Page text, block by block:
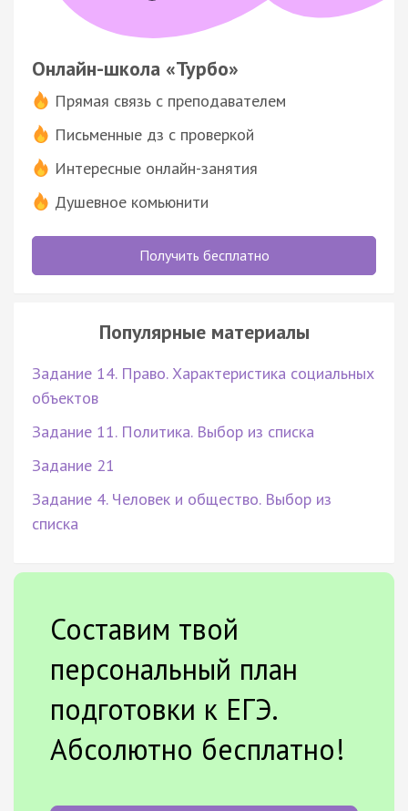
Онлайн-школа «Турбо»
Прямая связь с преподавателем
Письменные дз с проверкой
Интересные онлайн-занятия
Душевное комьюнити
Получить бесплатно
Популярные материалы
Задание 14. Право. Характеристика социальных
объектов
Задание 11. Политика. Выбор из списка
Задание 21
Задание 4. Человек и общество. Выбор из
списка
Составим твой
персональный план
подготовки к ЕГЭ.
Абсолютно бесплатно!